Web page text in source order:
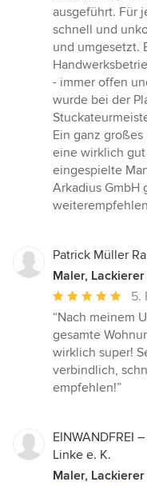
ausgeführt. Für
schnell und
und umgesetzt.
- immer offen
wurde bei der
Ein ganz großes
eine wirklich
eingespielte
Arkadius GmbH
Patrick Müller
Maler,
Bewertung:
5
von
5
Sternen
5.
“Nach meinem
gesamte
wirklich super!
verbindlich,
empfehlen!”
EINWANDFREI
Linke e. K.
Maler,